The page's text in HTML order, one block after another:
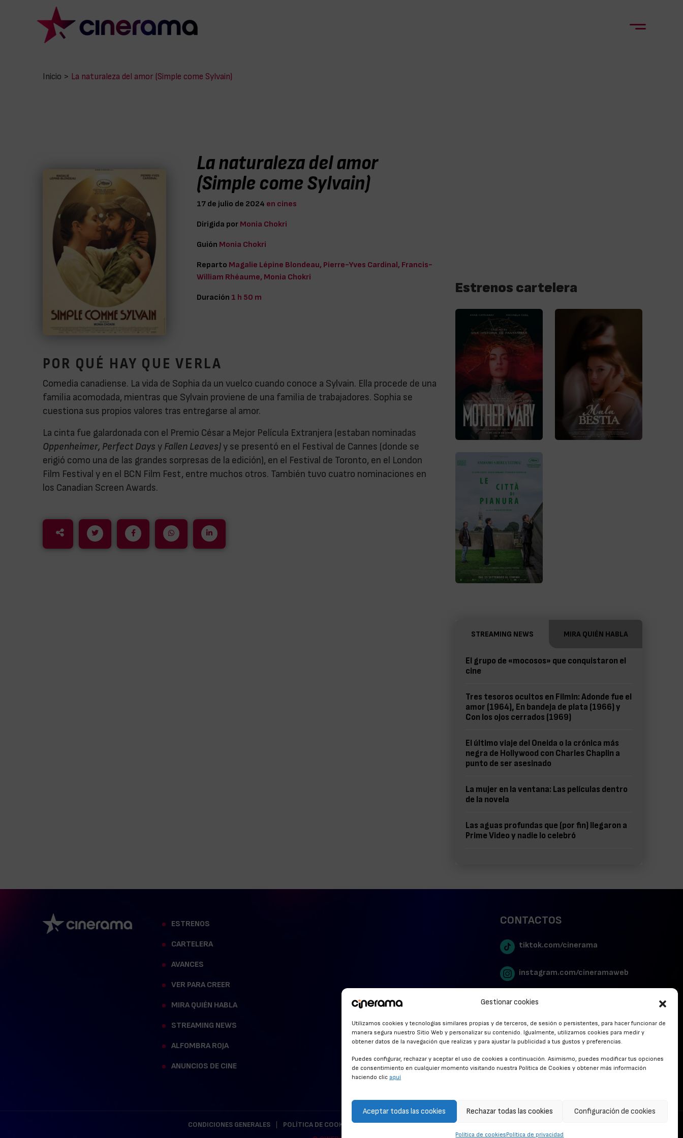
Gestionar cookies
Utilizamos cookies y tecnologías similares propias y de terceros, de sesión o persistentes, para hacer funcionar de
manera segura nuestro Sitio Web y personalizar su contenido. Igualmente, utilizamos cookies para medir y
obtener datos de la navegación que realizas y para ajustar la publicidad a tus gustos y preferencias.
Puedes configurar, rechazar y aceptar el uso de cookies a continuación. Asimismo, puedes modificar tus opciones
de consentimiento en cualquier momento visitando nuestra Política de Cookies y obtener más información
haciendo clic aquí
Aceptar todas las cookies Rechazar todas las cookies Configuración de cookies
Política de cookiesPolítica de privacidad
Inicio > La naturaleza del amor (Simple come Sylvain)
La naturaleza del amor
(Simple come Sylvain)
17 de julio de 2024 en cines
Dirigida por Monia Chokri
Guión Monia Chokri
Reparto Magalie Lépine Blondeau, Pierre-Yves Cardinal, Francis-
William Rhéaume, Monia Chokri
Duración 1 h 50 m
POR QUÉ HAY QUE VERLA
Comedia canadiense. La vida de Sophia da un vuelco cuando conoce a Sylvain. Ella procede de una
familia acomodada, mientras que Sylvain proviene de una familia de trabajadores. Sophia se
cuestiona sus propios valores tras entregarse al amor.
La cinta fue galardonada con el Premio César a Mejor Película Extranjera (estaban nominadas
Oppenheimer, Perfect Days y Fallen Leaves) y se presentó en el Festival de Cannes (donde se
erigió como una de las grandes sorpresas de la edición), en el Festival de Toronto, en el London
Film Festival y en el BCN Film Fest, entre muchos otros. También tuvo cuatro nominaciones en
los Canadian Screen Awards.
Estrenos cartelera
STREAMING NEWS MIRA QUIÉN HABLA
El grupo de «mocosos» que conquistaron el
cine
Tres tesoros ocultos en Filmin: Adonde fue el
amor (1964), En bandeja de plata (1966) y
Con los ojos cerrados (1969)
El último viaje del Oneida o la crónica más
negra de Hollywood con Charles Chaplin a
punto de ser asesinado
La mujer en la ventana: Las películas dentro
de la novela
Las aguas profundas que (por fin) llegaron a
Prime Video y nadie lo celebró
ESTRENOS
CARTELERA
AVANCES
VER PARA CREER
MIRA QUIÉN HABLA
STREAMING NEWS
ALFOMBRA ROJA
ANUNCIOS DE CINE
CONTACTOS
tiktok.com/cinerama
instagram.com/cineramaweb
twitter.com/cinerames
Youtube Canal Cinerama
CONDICIONES GENERALES POLÍTICA DE COOKIES POLÍTICA DE PRIVACIDAD